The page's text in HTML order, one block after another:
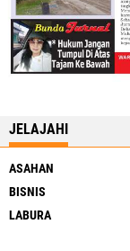
JELAJAHI
ASAHAN
BISNIS
LABURA